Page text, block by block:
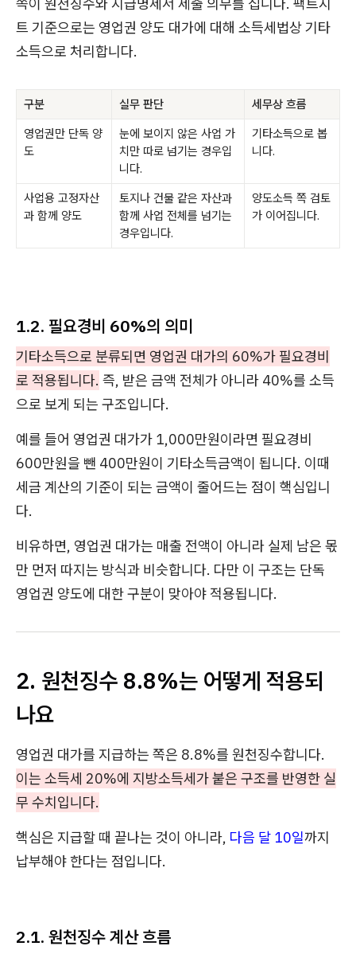
트 기준으로는 영업권 양도 대가에 대해 소득세법상 기타
소득으로 처리합니다.
구분 실무 판단
세무상 흐름
영업권만 단독 양
도
눈에 보이지 않은 사업 가
치만 따로 넘기는 경우입
니다.
기타소득으로 봅
니다.
사업용 고정자산
과 함께 양도
토지나 건물 같은 자산과
함께 사업 전체를 넘기는
경우입니다.
양도소득 쪽 검토
가 이어집니다.
1.2. 필요경비 60%의 의미
기타소득으로 분류되면 영업권 대가의 60%가 필요경비
로 적용됩니다. 즉, 받은 금액 전체가 아니라 40%를 소득
으로 보게 되는 구조입니다.
예를 들어 영업권 대가가 1,000만원이라면 필요경비
600만원을 뺀 400만원이 기타소득금액이 됩니다. 이때
세금 계산의 기준이 되는 금액이 줄어드는 점이 핵심입니
다.
비유하면, 영업권 대가는 매출 전액이 아니라 실제 남은 몫
만 먼저 따지는 방식과 비슷합니다. 다만 이 구조는 단독
영업권 양도에 대한 구분이 맞아야 적용됩니다.
2. 원천징수 8.8%는 어떻게 적용되
나요
영업권 대가를 지급하는 쪽은 8.8%를 원천징수합니다.
이는 소득세 20%에 지방소득세가 붙은 구조를 반영한 실
무 수치입니다.
핵심은 지급할 때 끝나는 것이 아니라, 다음 달 10일까지
납부해야 한다는 점입니다.
2.1. 원천징수 계산 흐름